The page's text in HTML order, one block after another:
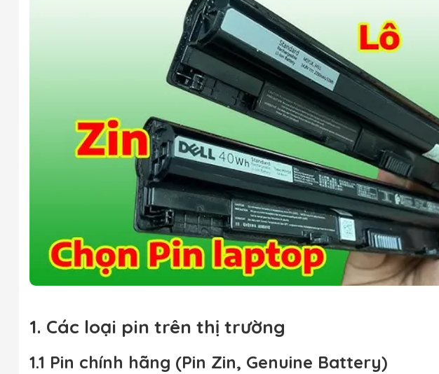
1. Các loại pin trên thị trường
1.1 Pin chính hãng (Pin Zin, Genuine Battery)